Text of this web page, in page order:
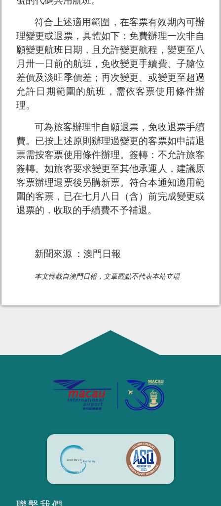
符合上述適用範圍，在客票有效期內可辦
理變更或退票，具體如下：免費辦理一次非自
願變更航班日期，且允許變更航程，變更至八
月卅一日前的航班，免收變更手續費、子艙位
差價及淡旺季價差；再次變更、或變更至超過
允許日期範圍的航班，需依客票使用條件辦
理。
可為旅客辦理非自願退票，免收退票手續
費。已按上述原則辦理過變更的客票如申請退
票需按客票使用條件辦理。簽轉：不允許旅客
簽轉。如旅客要求變更至其他承運人，建議原
客票辦理退票後另購新票。符合本通知適用範
圍的客票，已在七月八日（含）前完成變更或
退票的，收取的手續費不予補退。
新聞來源 ：澳門日報
本文轉載自澳門日報，文章觀點不代表本站立場